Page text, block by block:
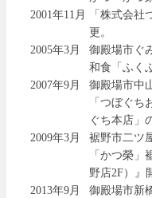
2001年11月
「株式会
更。
2005年3月
御殿場市ぐ
和食「ふく
2007年9月
御殿場市中
「つぼぐ
ぐち本店」
2009年3月
裾野市二ツ
「かつ榮
野店2F）』
2013年9月
御殿場市新